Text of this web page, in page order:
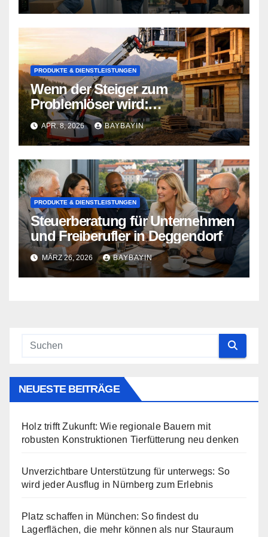
PRODUKTE & DIENSTLEISTUNGEN
Wenn der Steiger zum
Problemlöser wird:
Herausforderungen am Bau
meistern in Bayerns Landschaft
APR. 8, 2026 BAYBAYIN
PRODUKTE & DIENSTLEISTUNGEN
Steuerberatung für Unternehmen
und Freiberufler in Deggendorf
MÄRZ 26, 2026 BAYBAYIN
NEUESTE BEITRÄGE
Holz trifft Zukunft: Wie regionale Bauern mit
robusten Konstruktionen Tierfütterung neu denken
Unverzichtbare Unterstützung für unterwegs: So
wird jeder Ausflug in Nürnberg zum Erlebnis
Platz schaffen in München: So findest du
Lagerflächen, die mehr können als nur Stauraum